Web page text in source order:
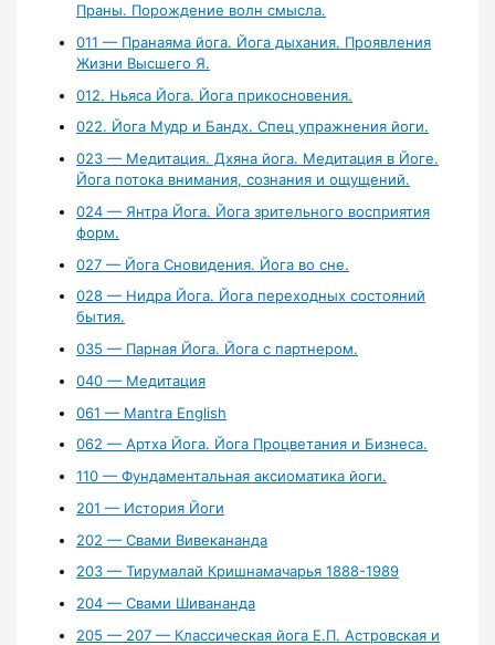
Праны. Порождение волн смысла.
011 — Пранаяма йога. Йога дыхания. Проявления
Жизни Высшего Я.
012. Ньяса Йога. Йога прикосновения.
022. Йога Мудр и Бандх. Спец упражнения йоги.
023 — Медитация. Дхяна йога. Медитация в Йоге.
Йога потока внимания, сознания и ощущений.
024 — Янтра Йога. Йога зрительного восприятия
форм.
027 — Йога Сновидения. Йога во сне.
028 — Нидра Йога. Йога переходных состояний
бытия.
035 — Парная Йога. Йога с партнером.
040 — Медитация
061 — Mantra English
062 — Артха Йога. Йога Процветания и Бизнеса.
110 — Фундаментальная аксиоматика йоги.
201 — История Йоги
202 — Свами Вивекананда
203 — Тирумалай Кришнамачарья 1888-1989
204 — Свами Шивананда
205 — 207 — Классическая йога Е.П. Астровская и